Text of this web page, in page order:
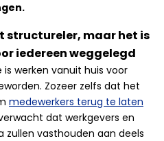
structureler, maar het is
iedereen weggelegd
werken vanuit huis voor
Zozeer zelfs dat het
medewerkers terug te laten
verwacht dat werkgevers en
vasthouden aan deels